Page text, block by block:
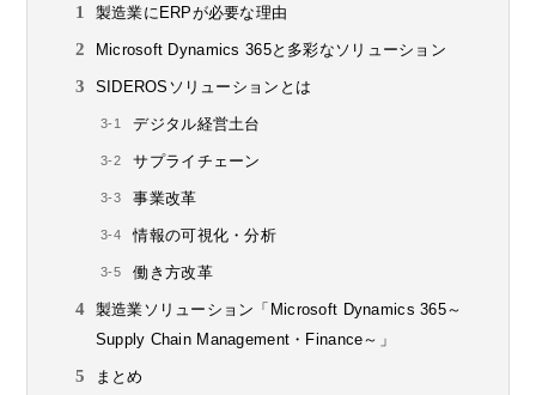
製造業にERPが必要な理由
Microsoft Dynamics 365と多彩なソリューション
SIDEROSソリューションとは
デジタル経営土台
サプライチェーン
事業改革
情報の可視化・分析
働き方改革
製造業ソリューション「Microsoft Dynamics 365～
Supply Chain Management・Finance～」
まとめ